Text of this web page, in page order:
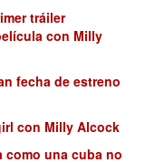
tráiler
con Milly
fecha de estreno
con Milly Alcock
como una cuba no